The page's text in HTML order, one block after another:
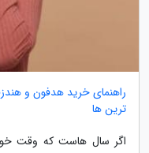
راهنمای خرید هدفون و
ترین ها
اگر سال هاست که وقت